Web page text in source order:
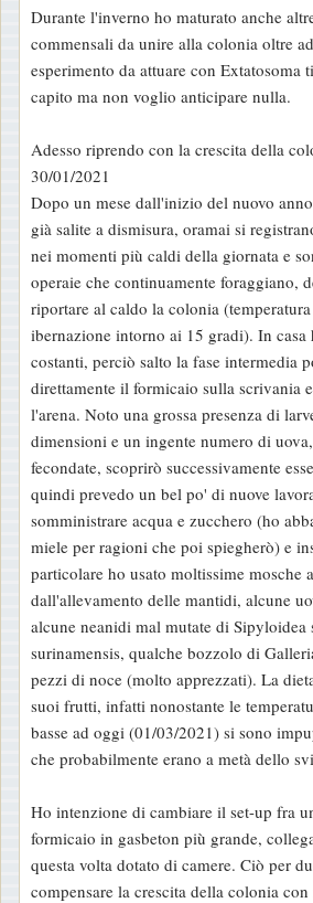
Durante l'inverno ho maturato anche
commensali da unire alla colonia oltre
esperimento da attuare con Extatosoma
capito ma non voglio anticipare nulla.
Adesso riprendo con la crescita della
30/01/2021
Dopo un mese dall'inizio del nuovo
già salite a dismisura, oramai si
nei momenti più caldi della giornata e
operaie che continuamente foraggiano,
riportare al caldo la colonia
ibernazione intorno ai 15 gradi). In casa
costanti, perciò salto la fase intermedia
direttamente il formicaio sulla scrivania
l'arena. Noto una grossa presenza di
dimensioni e un ingente numero di
fecondate, scoprirò successivamente
quindi prevedo un bel po' di nuove
somministrare acqua e zucchero (ho
miele per ragioni che poi spiegherò) e
particolare ho usato moltissime mosche
dall'allevamento delle mantidi, alcune
alcune neanidi mal mutate di Sipyloidea
surinamensis, qualche bozzolo di
pezzi di noce (molto apprezzati). La
suoi frutti, infatti nonostante le
basse ad oggi (01/03/2021) si sono
che probabilmente erano a metà dello
Ho intenzione di cambiare il set-up fra
formicaio in gasbeton più grande,
questa volta dotato di camere. Ciò per
compensare la crescita della colonia